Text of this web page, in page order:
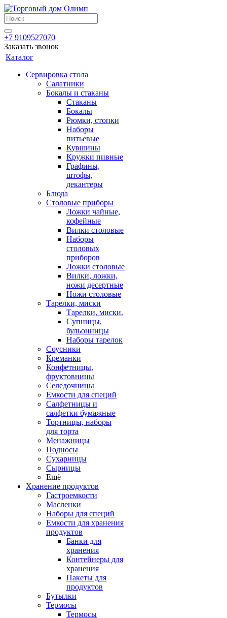
+7 9109527070
Заказать звонок
Каталог
Сервировка стола
Салатники
Бокалы и стаканы
Стаканы
Бокалы
Рюмки, стопки
Наборы
питьевые
Кувшины
Кружки пивные
Графины,
штофы,
декантеры
Блюда
Столовые приборы
Ложки чайные,
кофейные
Вилки столовые
Наборы
столовых
приборов
Ложки столовые
Вилки, ложки,
ножи десертные
Ножи столовые
Тарелки, миски
Тарелки, миски.
Супницы,
бульонницы
Наборы тарелок
Соусники
Креманки
Конфетницы,
фруктовницы
Селедочницы
Емкости для специй
Салфетницы и
салфетки бумажные
Тортницы, наборы
для торта
Менажницы
Подносы
Сухарницы
Сырницы
Ещё
Хранение продуктов
Гастроемкости
Масленки
Наборы для специй
Емкости для хранения
продуктов
Банки для
хранения
Контейнеры для
хранения
Пакеты для
продуктов
Бутылки
Термосы
Термосы